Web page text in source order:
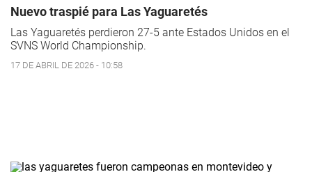
Nuevo traspié para Las Yaguaretés
Las Yaguaretés perdieron 27-5 ante Estados Unidos en el
SVNS World Championship.
17 DE ABRIL DE 2026 - 10:58